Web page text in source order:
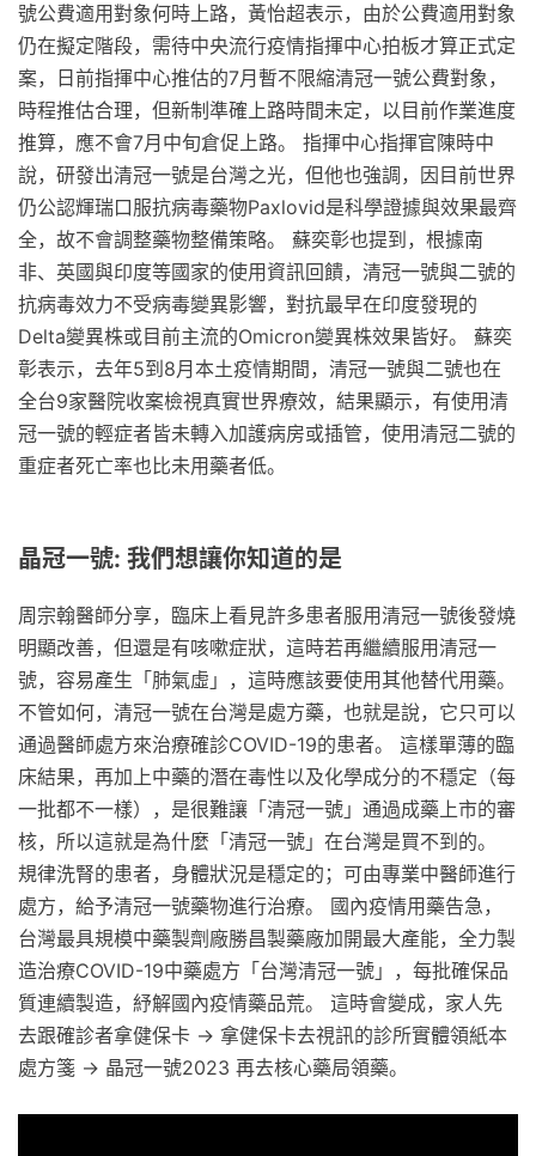
號公費適用對象何時上路，黃怡超表示，由於公費適用對象
仍在擬定階段，需待中央流行疫情指揮中心拍板才算正式定
案，日前指揮中心推估的7月暫不限縮清冠一號公費對象，
時程推估合理，但新制準確上路時間未定，以目前作業進度
推算，應不會7月中旬倉促上路。 指揮中心指揮官陳時中
說，研發出清冠一號是台灣之光，但他也強調，因目前世界
仍公認輝瑞口服抗病毒藥物Paxlovid是科學證據與效果最齊
全，故不會調整藥物整備策略。 蘇奕彰也提到，根據南
非、英國與印度等國家的使用資訊回饋，清冠一號與二號的
抗病毒效力不受病毒變異影響，對抗最早在印度發現的
Delta變異株或目前主流的Omicron變異株效果皆好。 蘇奕
彰表示，去年5到8月本土疫情期間，清冠一號與二號也在
全台9家醫院收案檢視真實世界療效，結果顯示，有使用清
冠一號的輕症者皆未轉入加護病房或插管，使用清冠二號的
重症者死亡率也比未用藥者低。
晶冠一號: 我們想讓你知道的是
周宗翰醫師分享，臨床上看見許多患者服用清冠一號後發燒
明顯改善，但還是有咳嗽症狀，這時若再繼續服用清冠一
號，容易產生「肺氣虛」，這時應該要使用其他替代用藥。
不管如何，清冠一號在台灣是處方藥，也就是說，它只可以
通過醫師處方來治療確診COVID-19的患者。 這樣單薄的臨
床結果，再加上中藥的潛在毒性以及化學成分的不穩定（每
一批都不一樣），是很難讓「清冠一號」通過成藥上市的審
核，所以這就是為什麼「清冠一號」在台灣是買不到的。
規律洗腎的患者，身體狀況是穩定的；可由專業中醫師進行
處方，給予清冠一號藥物進行治療。 國內疫情用藥告急，
台灣最具規模中藥製劑廠勝昌製藥廠加開最大產能，全力製
造治療COVID-19中藥處方「台灣清冠一號」，每批確保品
質連續製造，紓解國內疫情藥品荒。 這時會變成，家人先
去跟確診者拿健保卡 → 拿健保卡去視訊的診所實體領紙本
處方箋 → 晶冠一號2023 再去核心藥局領藥。